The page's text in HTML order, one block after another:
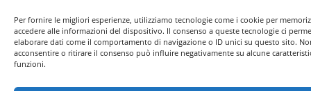
Per fornire le migliori esperienze, utilizziamo tecnologie come i cookie per
accedere alle informazioni del dispositivo. Il consenso a queste tecnologie ci
elaborare dati come il comportamento di navigazione o ID unici su questo sito.
acconsentire o ritirare il consenso può influire negativamente su alcune
funzioni.